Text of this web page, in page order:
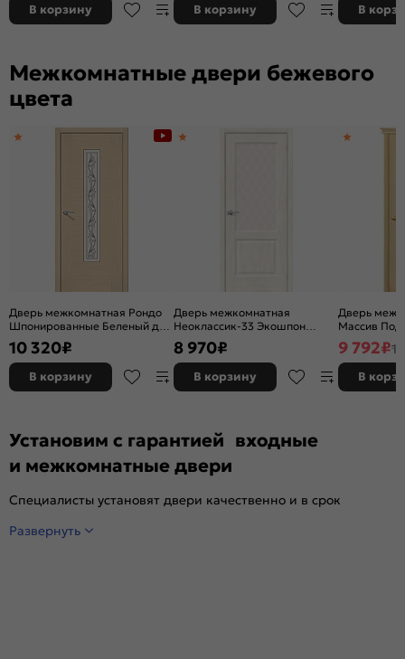
В корзину В корзину В
Межкомнатные двери бежевого
цвета
Дверь межкомнатная Рондо
Шпонированные Беленый дуб,
остекленная, сатинат белый
художественный, каркасно-
щитовая
10 320₽
В корзину
Дверь межкомнатная
Неоклассик-33 Экошпон
Nordic Oak, остекленная,
white сrystal, кромка нет,
филенчатая
8 970₽
В корзину
Дверь
Массив Под
без
9 792₽
В
Установим с гарантией входные
и межкомнатные двери
Специалисты установят двери качественно и в срок
Развернуть